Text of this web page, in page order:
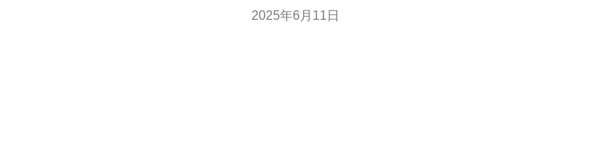
以及告警联动与演练流程。同时强调
器CN2采用高品质的硬件设备，配备有强大的处理器和大
2025年6月11日